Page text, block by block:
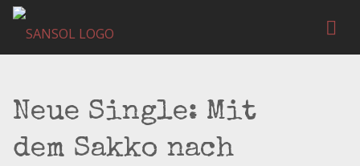
Neue Single: Mit
dem Sakko nach